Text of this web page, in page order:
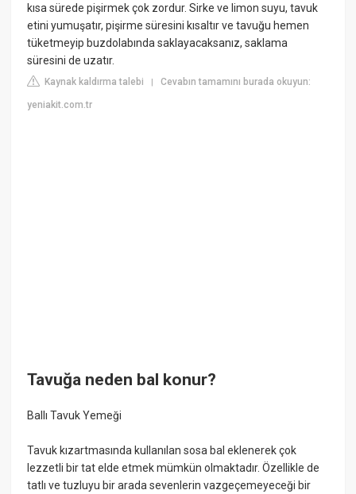
kısa sürede pişirmek çok zordur. Sirke ve limon suyu, tavuk
etini yumuşatır, pişirme süresini kısaltır ve tavuğu hemen
tüketmeyip buzdolabında saklayacaksanız, saklama
süresini de uzatır.
Kaynak kaldırma talebi |Cevabın tamamını burada okuyun:
yeniakit.com.tr
Tavuğa neden bal konur?
Ballı Tavuk Yemeği
Tavuk kızartmasında kullanılan sosa bal eklenerek çok
lezzetli bir tat elde etmek mümkün olmaktadır. Özellikle de
tatlı ve tuzluyu bir arada sevenlerin vazgeçemeyeceği bir